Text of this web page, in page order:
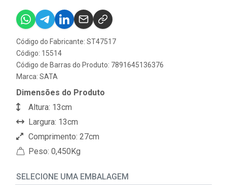
Código do Fabricante: ST47517
Código: 15514
Código de Barras do Produto: 7891645136376
Marca: SATA
Dimensões do Produto
Altura: 13cm
Largura: 13cm
Comprimento: 27cm
Peso: 0,450Kg
SELECIONE UMA EMBALAGEM